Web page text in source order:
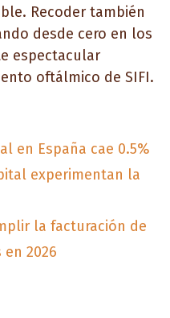
Recoder también
desde cero en los
espectacular
oftálmico de SIFI.
en España cae 0.5%
experimentan la
la facturación de
2026